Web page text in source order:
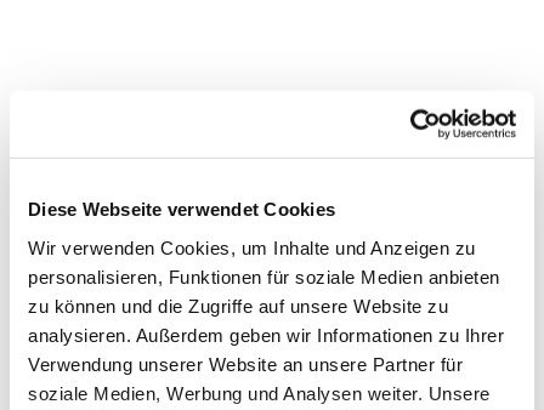
Diese Webseite verwendet Cookies
Wir verwenden Cookies, um Inhalte und Anzeigen zu
personalisieren, Funktionen für soziale Medien anbieten
zu können und die Zugriffe auf unsere Website zu
analysieren. Außerdem geben wir Informationen zu Ihrer
Verwendung unserer Website an unsere Partner für
soziale Medien, Werbung und Analysen weiter. Unsere
Dies könnte Sie auch
interessieren